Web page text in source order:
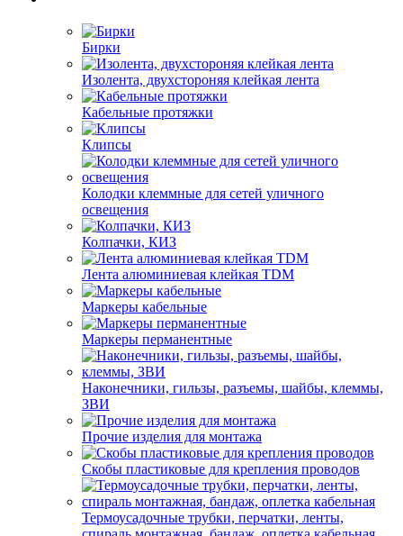
Бирки
Изолента, двухстороняя клейкая лента
Кабельные протяжки
Клипсы
Колодки клеммные для сетей уличного
освещения
Колпачки, КИЗ
Лента алюминиевая клейкая TDM
Маркеры кабельные
Маркеры перманентные
Наконечники, гильзы, разъемы, шайбы, клеммы,
ЗВИ
Прочие изделия для монтажа
Скобы пластиковые для крепления проводов
Термоусадочные трубки, перчатки, ленты,